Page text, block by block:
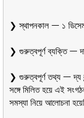
❯ স্থাপনকাল ᅳ ১
❯ গুরুত্বপূর্ণ ব্যক্তি ᅳ
❯ গুরুত্বপূর্ণ তথ্য ᅳ দ্য
সঙ্গে মিলিত হয়ে এই
সমস্যা নিয়ে আলোচনা